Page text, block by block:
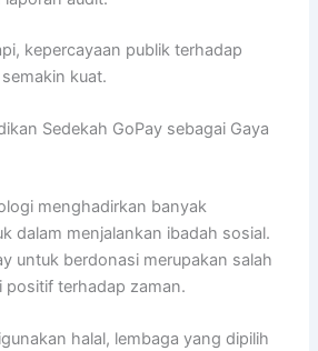
kepercayaan publik terhadap
kuat.
Sedekah GoPay sebagai Gaya
menghadirkan banyak
dalam menjalankan ibadah sosial.
untuk berdonasi merupakan salah
positif terhadap zaman.
halal, lembaga yang dipilih